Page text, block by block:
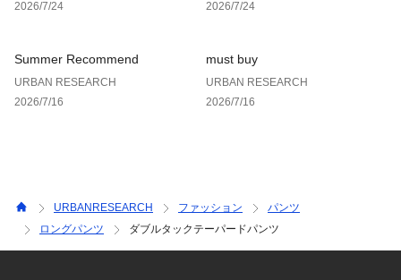
※商品画像は、光の当たり具合やパソコンなどの閲覧環境によ
※商品の色味の目安は、商品単体の画像をご参照ください。
▼お気に入り登録のおすすめ▼
素材感
透け感 : なし
伸縮性 : ややあり
裏地 : なし
2026/7/24
2026/7/24
Summer Recommend
URBAN RESEARCH
2026/7/16
must buy
URBAN RESEARCH
2026/7/16
URBANRESEARCH ファッション
パンツ
ロングパンツ
ダブルタックテーパードパンツ